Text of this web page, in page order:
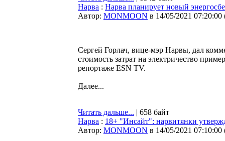
Нарва : Нарва планирует новый
Автор: MONMOON в 14/05/2021 07:20:00
Сергей Горлач, вице-мэр Нарвы, дал
стоимость затрат на электричество
репортаже ESN TV.
Далее...
Читать дальше... | 658 байт
Нарва : 18+ "Инсайт": нарвитянки
Автор: MONMOON в 14/05/2021 07:10:00